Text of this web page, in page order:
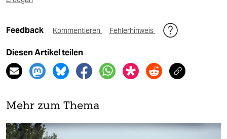
Feedback Kommentieren Fehlerhinweis
Diesen Artikel teilen
Mehr zum Thema